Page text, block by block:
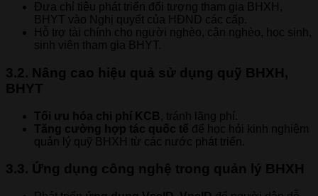
Đưa chỉ tiêu phát triển đối tượng tham gia BHXH,
BHYT vào Nghị quyết của HĐND các cấp.
Hỗ trợ tài chính cho người nghèo, cận nghèo, học sinh,
sinh viên tham gia BHYT.
3.2. Nâng cao hiệu quả sử dụng quỹ BHXH,
BHYT
Tối ưu hóa chi phí KCB , tránh lãng phí.
Tăng cường hợp tác quốc tế để học hỏi kinh nghiệm
quản lý quỹ BHXH từ các nước phát triển.
3.3. Ứng dụng công nghệ trong quản lý BHXH